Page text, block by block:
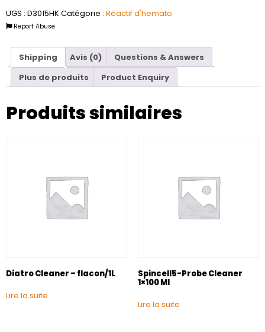
UGS : D3015HK Catégorie : Réactif d'hemato
Report Abuse
Shipping Avis (0)
Questions & Answers
Plus de produits
Product Enquiry
Produits similaires
Diatro Cleaner – flacon/1L
Lire la suite
Spincell5-Probe Cleaner
1×100 Ml
Lire la suite